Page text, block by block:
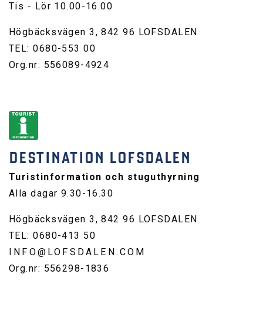
DESTINATION LOFSDALEN
Turistinformation och stuguthyrning
Alla dagar 9.30-16.30
Högbäcksvägen 3, 842 96 LOFSDALEN
TEL: 0680-413 50
INFO@LOFSDALEN.COM
Org.nr: 556298-1836
Tis - Lör 10.00-16.00
Högbäcksvägen 3, 842 96 LOFSDALEN
TEL: 0680-553 00
Org.nr: 556089-4924